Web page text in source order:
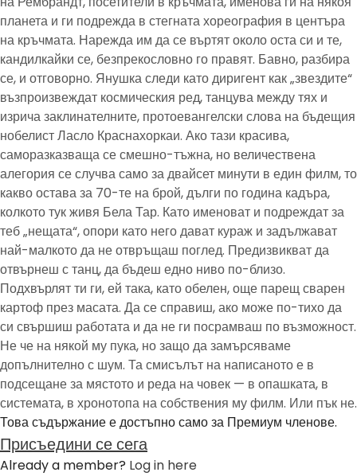
планета и ги подрежда в стегната хореография в центъра
на кръчмата. Нарежда им да се въртят около оста си и те,
кандилкайки се, безпрекословно го правят. Бавно, разбира
се, и отговорно. Янушка следи като диригент как „звездите“
възпроизвеждат космическия ред, танцува между тях и
изрича заклинателните, протоевангелски слова на бъдещия
нобелист Ласло Краснахоркаи. Ако тази красива,
саморазказваща се смешно-тъжна, но величествена
алегория се случва само за двайсет минути в един филм, то
какво остава за 70-те на брой, дълги по година кадъра,
колкото тук живя Бела Тар. Като именоват и подреждат за
теб „нещата“, опори като него дават кураж и задължават
най-малкото да не отвръщаш поглед. Предизвикват да
отвърнеш с танц, да бъдеш едно ниво по-близо.
Подхвърлят ти ги, ей така, като обелен, още парещ сварен
картоф през масата. Да се справиш, ако може по-тихо да
си свършиш работата и да не ги посрамваш по възможност.
Не че на някой му пука, но защо да замърсяваме
допълнително с шум. Та смисълът на написаното е в
подсещане за мястото и реда на човек — в опашката, в
системата, в хронотопа на собствения му филм. Или пък не.
Това съдържание е достъпно само за Премиум членове.
Присъедини се сега
Already a member? Log in here